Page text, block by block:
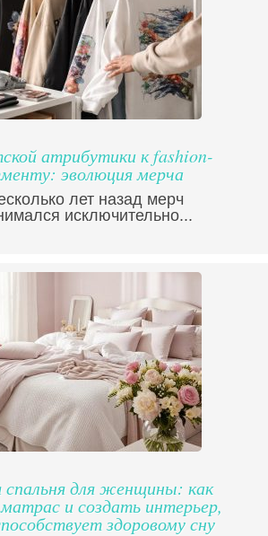
атрибутики к fashion-
эволюция мерча
лет назад мерч
исключительно...
спальня для женщины: как
и создать интерьер,
здоровому сну